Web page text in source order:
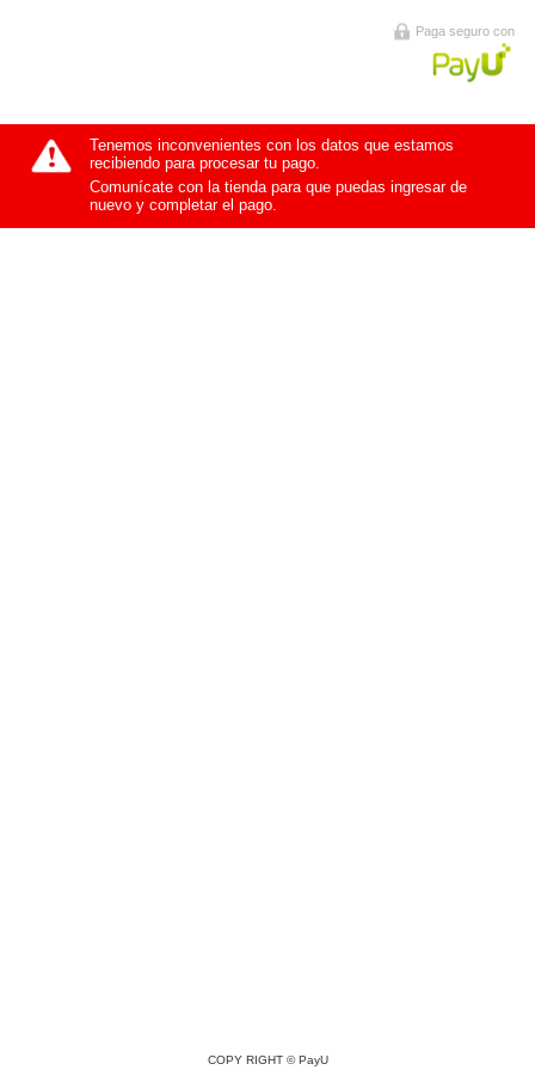
Paga seguro con
Tenemos inconvenientes con los datos que estamos
recibiendo para procesar tu pago.
Comunícate con la tienda para que puedas ingresar de
nuevo y completar el pago.
COPY RIGHT ©PayU